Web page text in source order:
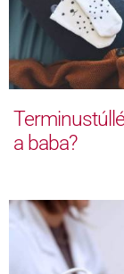
a baba?